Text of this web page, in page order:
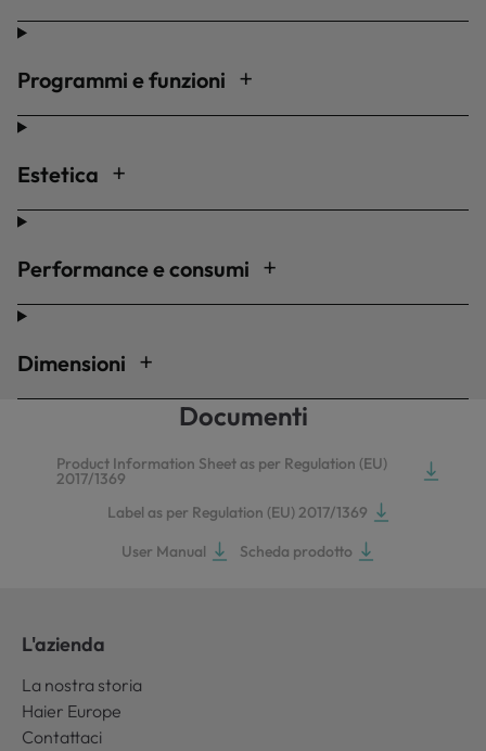
Programmi e funzioni
Estetica
Performance e consumi
Dimensioni
Documenti
Product Information Sheet as per Regulation (EU)
2017/1369
Label as per Regulation (EU) 2017/1369
User Manual
Scheda prodotto
L'azienda
La nostra storia
Haier Europe
Contattaci